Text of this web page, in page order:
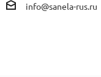
info@sanela-rus.ru